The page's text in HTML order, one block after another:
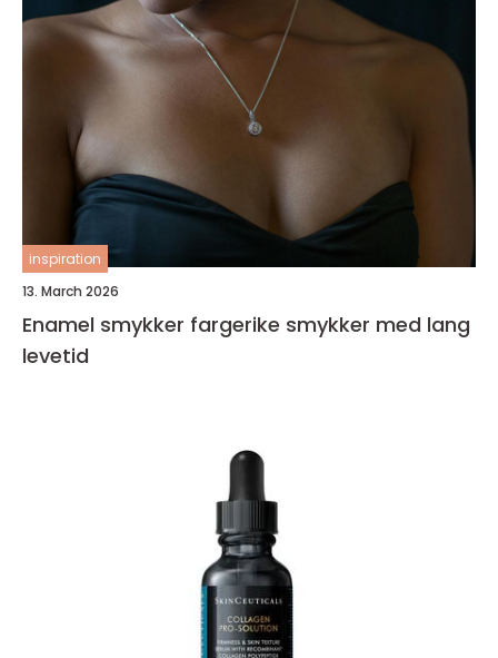
inspiration
13. March 2026
Enamel smykker fargerike smykker med lang
levetid